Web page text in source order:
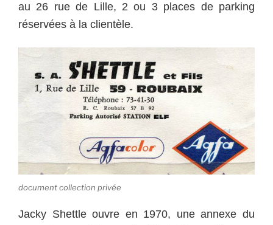
au 26 rue de Lille, 2 ou 3 places de parking
réservées à la clientèle.
document collection privée
Jacky Shettle ouvre en 1970, une annexe du